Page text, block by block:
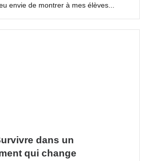
envie de montrer à mes élèves...
dans un
qui change